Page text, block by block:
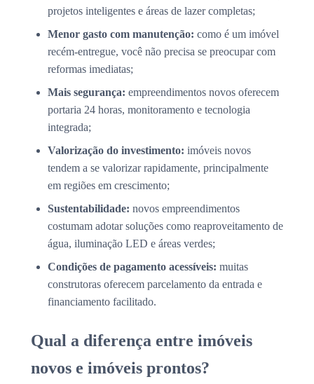
projetos inteligentes e áreas de lazer completas;
Menor gasto com manutenção: como é um imóvel
recém-entregue, você não precisa se preocupar com
reformas imediatas;
Mais segurança: empreendimentos novos oferecem
portaria 24 horas, monitoramento e tecnologia
integrada;
Valorização do investimento: imóveis novos
tendem a se valorizar rapidamente, principalmente
em regiões em crescimento;
Sustentabilidade: novos empreendimentos
costumam adotar soluções como reaproveitamento de
água, iluminação LED e áreas verdes;
Condições de pagamento acessíveis: muitas
construtoras oferecem parcelamento da entrada e
financiamento facilitado.
Qual a diferença entre imóveis
novos e imóveis prontos?